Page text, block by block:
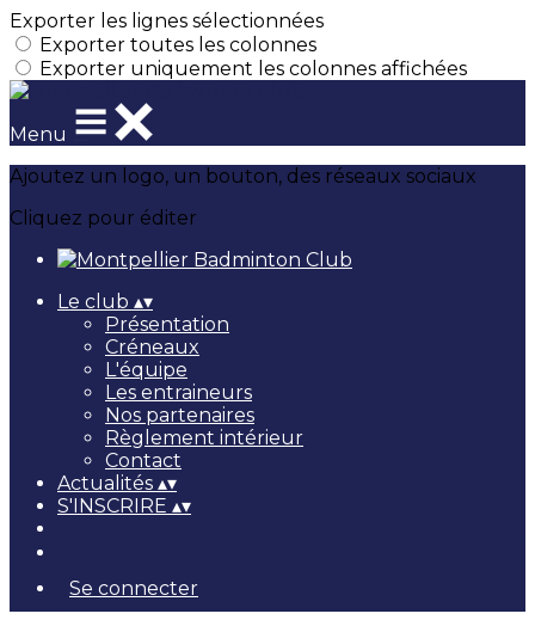
Exporter les lignes sélectionnées
Exporter toutes les colonnes
Exporter uniquement les colonnes affichées
Menu
Ajoutez un logo, un bouton, des réseaux sociaux
Cliquez pour éditer
Le club ▴▾
Présentation
Créneaux
L'équipe
Les entraineurs
Nos partenaires
Règlement intérieur
Contact
Actualités ▴▾
S'INSCRIRE ▴▾
Se connecter